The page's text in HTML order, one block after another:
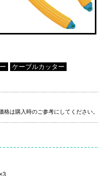
ケーブルカッター
は購入時のご参考にしてください。